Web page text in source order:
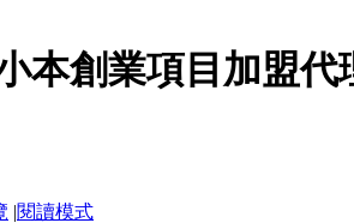
本創業項目加盟代
|閱讀模式